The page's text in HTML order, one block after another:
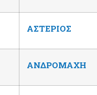
ΑΣΤΕΡΙΟΣ
ΑΝΔΡΟΜΑΧΗ